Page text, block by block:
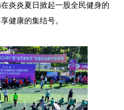
炎炎夏日掀起一股全民健身的
健康的集结号。